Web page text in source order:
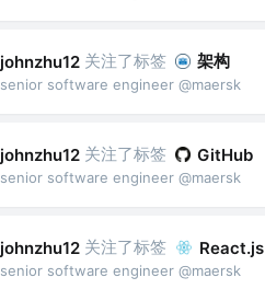
johnzhu12 关注了标签 架构
senior software engineer @maersk
johnzhu12 关注了标签 GitHub
senior software engineer @maersk
johnzhu12 关注了标签 React.js
senior software engineer @maersk